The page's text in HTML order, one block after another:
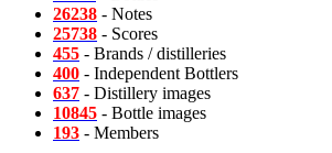
26238 - Notes
25738 - Scores
455 - Brands / distilleries
400 - Independent Bottlers
637 - Distillery images
10845 - Bottle images
193 - Members